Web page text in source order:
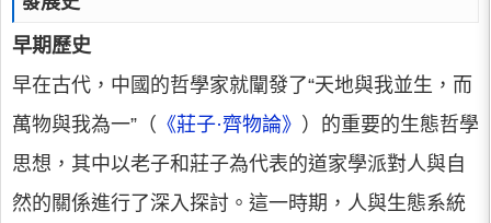
早期歷史
早在古代，中國的哲學家就闡發了“天地與我並生，而
萬物與我為一”（ 《莊子·齊物論》 ）的重要的生態哲學
思想，其中以老子和莊子為代表的道家學派對人與自
然的關係進行了深入探討。這一時期，人與生態系統